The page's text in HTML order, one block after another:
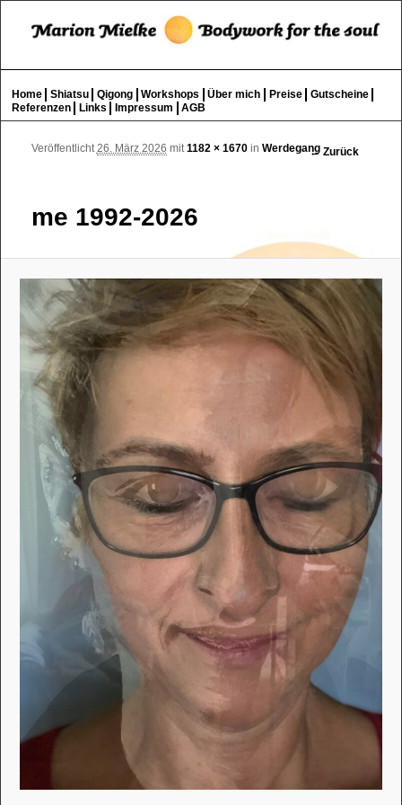
Hauptmenü
Zum Inhalt wechseln
Zum sekundären Inhalt wechseln
Home Shiatsu Qigong Workshops Über mich Preise
Gutscheine
Referenzen
Links Impressum AGB
Bilder-
← Zurück
‎me 1992-2026
Veröffentlicht26. März 2026 mit1182 × 1670in Werdegang